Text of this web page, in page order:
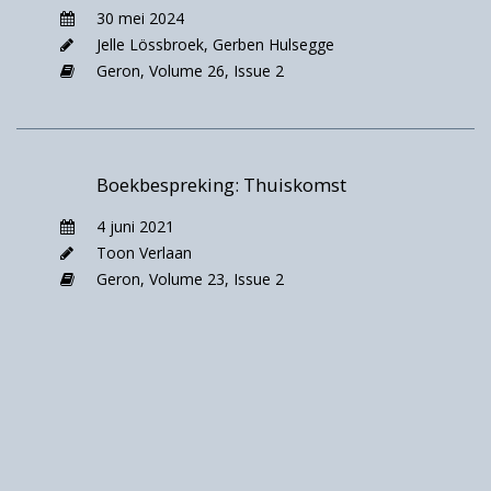
verhalen van verschillende generaties vrouwen
uit hetzelfde gezin. Het boek sluit af met
beleidsaanbevelingen.
Inhoudelijk
informatie
30 mei 2024
Jelle Lössbroek, Gerben Hulsegge
Geron, Volume 26, Issue 2
Boekbespreking: Thuiskomst
4 juni 2021
Toon Verlaan
Geron, Volume 23, Issue 2